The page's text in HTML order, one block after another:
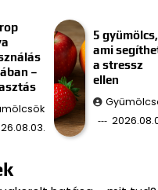
–
5 gyümölcs,
ami
a stressz
ellen